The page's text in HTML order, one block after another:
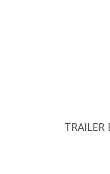
TRAILER